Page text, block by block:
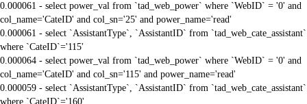
0.000061 - select power_val from `tad_web_power` where `WebID` = '0' and
col_name='CateID' and col_sn='25' and power_name='read'
0.000061 - select `AssistantType`, `AssistantID` from `tad_web_cate_assistant`
where `CateID`='115'
0.000064 - select power_val from `tad_web_power` where `WebID` = '0' and
col_name='CateID' and col_sn='115' and power_name='read'
0.000059 - select `AssistantType`, `AssistantID` from `tad_web_cate_assistant`
where `CateID`='160'